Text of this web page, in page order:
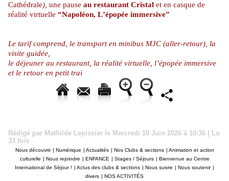
Cathédrale), une pause au restaurant Cristal et en casque de
réalité virtuelle “Napoléon, L’épopée immersive”
Le tarif comprend, le transport en minibus MJC (aller-retour), la
visite guidée,
le déjeuner au restaurant, la réalité virtuelle, l’épopée immersive
et le retour en petit trai
Rédigé par Mathilde Lepissier le Mercredi 10 Juin 2026 à 10:36 | Lu
33 fois
Nous découvrir Numérique Actualités Nos Clubs & sections
Animation et action
culturelle
Nous rejoindre ENFANCE Stages / Séjours
Bienvenue au Centre
International de Séjour !
Actus des clubs & sections Nous suivre Nous soutenir
divers
NOS ACTIVITÉS